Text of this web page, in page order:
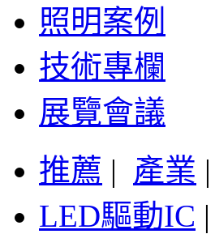
照明案例
技術專欄
展覽會議
推薦 | 產業 |
LED驅動IC |